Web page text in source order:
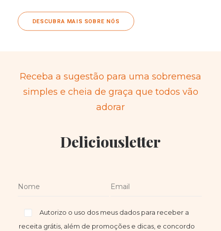
DESCUBRA MAIS SOBRE NÓS
Receba a sugestão para uma sobremesa
simples e cheia de graça que todos vão
adorar
Deliciousletter
Autorizo o uso dos meus dados para receber a
receita grátis, além de promoções e dicas, e concordo